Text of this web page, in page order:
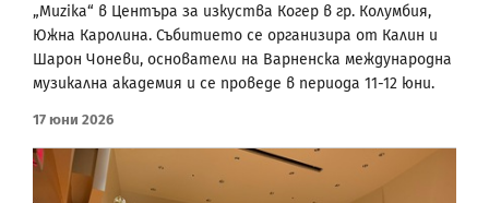
„Muzika“ в Центъра за изкуства Когер в гр. Колумбия,
Южна Каролина. Събитието се организира от Калин и
Шарон Чоневи, основатели на Варненска международна
музикална академия и се проведе в периода 11-12 юни.
17 Юни 2026